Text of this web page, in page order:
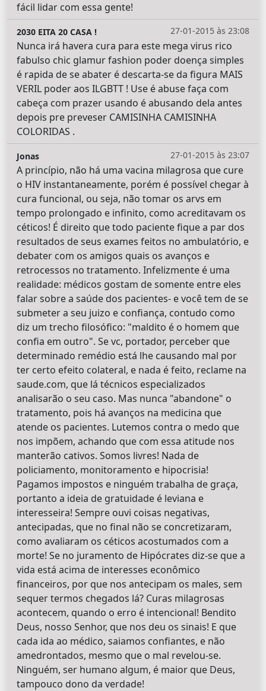
fácil lidar com essa gente!
27-01-2015 às 23:08
2030 EITA 20 CASA !
Nunca irá havera cura para este mega virus rico
fabulso chic glamur fashion poder doença simples
é rapida de se abater é descarta-se da figura MAIS
VERIL poder aos ILGBTT ! Use é abuse faça com
cabeça com prazer usando é abusando dela antes
depois pre preveser CAMISINHA CAMISINHA
COLORIDAS .
27-01-2015 às 23:07
Jonas
A princípio, não há uma vacina milagrosa que cure
o HIV instantaneamente, porém é possível chegar à
cura funcional, ou seja, não tomar os arvs em
tempo prolongado e infinito, como acreditavam os
céticos! É direito que todo paciente fique a par dos
resultados de seus exames feitos no ambulatório, e
debater com os amigos quais os avanços e
retrocessos no tratamento. Infelizmente é uma
realidade: médicos gostam de somente entre eles
falar sobre a saúde dos pacientes- e você tem de se
submeter a seu juizo e confiança, contudo como
diz um trecho filosófico: "maldito é o homem que
confia em outro". Se vc, portador, perceber que
determinado remédio está lhe causando mal por
ter certo efeito colateral, e nada é feito, reclame na
saude.com, que lá técnicos especializados
analisarão o seu caso. Mas nunca "abandone" o
tratamento, pois há avanços na medicina que
atende os pacientes. Lutemos contra o medo que
nos impõem, achando que com essa atitude nos
manterão cativos. Somos livres! Nada de
policiamento, monitoramento e hipocrisia!
Pagamos impostos e ninguém trabalha de graça,
portanto a ideia de gratuidade é leviana e
interesseira! Sempre ouvi coisas negativas,
antecipadas, que no final não se concretizaram,
como avaliaram os céticos acostumados com a
morte! Se no juramento de Hipócrates diz-se que a
vida está acima de interesses econômico
financeiros, por que nos antecipam os males, sem
sequer termos chegados lá? Curas milagrosas
acontecem, quando o erro é intencional! Bendito
Deus, nosso Senhor, que nos deu os sinais! E que
cada ida ao médico, saiamos confiantes, e não
amedrontados, mesmo que o mal revelou-se.
Ninguém, ser humano algum, é maior que Deus,
tampouco dono da verdade!